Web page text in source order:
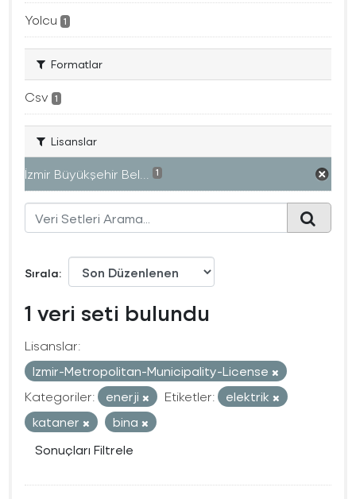
Yolcu 1
Formatlar
Csv 1
Lisanslar
İzmir Büyükşehir Bel... 1
Sırala
1 veri seti bulundu
Lisanslar:
Izmir-Metropolitan-Municipality-License
Kategoriler:
enerji Etiketler:
elektrik
kataner
bina
Sonuçları Filtrele